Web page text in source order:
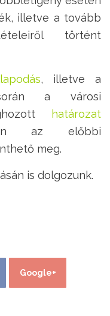
illetve a tovább
történt
, illetve a
a városi
határozat
az előbbi
meg.
is dolgozunk.
Google+